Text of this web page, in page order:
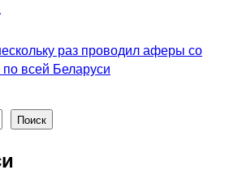
раз проводил аферы со
всей Беларуси
Поиск